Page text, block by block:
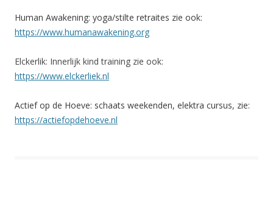
Human Awakening: yoga/stilte retraites zie ook:
https://www.humanawakening.org
Elckerlik: Innerlijk kind training zie ook:
https://www.elckerliek.nl
Actief op de Hoeve: schaats weekenden, elektra cursus, zie:
https://actiefopdehoeve.nl